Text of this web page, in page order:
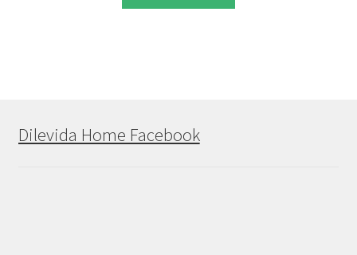
Dilevida Home Facebook